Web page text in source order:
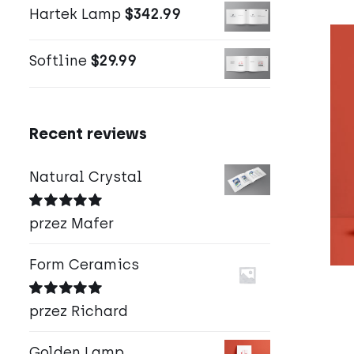
Hartek Lamp $342.99
Softline $29.99
Recent reviews
Natural Crystal
Oceniono5
na 5
przez Mafer
Form Ceramics
Oceniono5
na 5
przez Richard